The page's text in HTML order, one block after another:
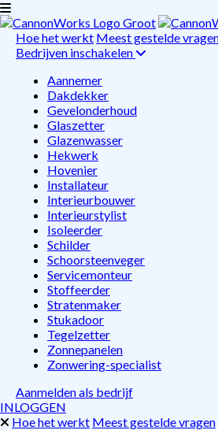
Hoe het werkt Meest gestelde
Bedrijven inschakelen
Aannemer
Dakdekker
Gevelonderhoud
Glaszetter
Glazenwasser
Hekwerk
Hovenier
Installateur
Interieurbouwer
Interieurstylist
Isoleerder
Schilder
Schoorsteenveger
Servicemonteur
Stoffeerder
Stratenmaker
Stukadoor
Tegelzetter
Zonnepanelen
Zonwering-specialist
Aanmelden als bedrijf
INLOGGEN
Hoe het werkt Meest gestelde vragen